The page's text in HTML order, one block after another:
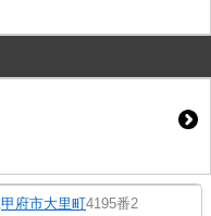
甲府市大里町4195番2